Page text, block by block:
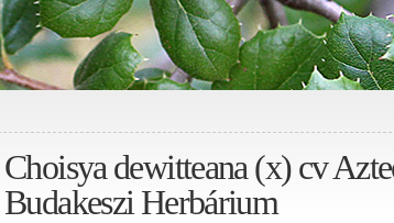
Choisya dewitteana (x) cv
Budakeszi Herbárium